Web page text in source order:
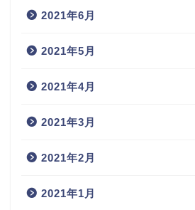
2021年6月
2021年5月
2021年4月
2021年3月
2021年2月
2021年1月